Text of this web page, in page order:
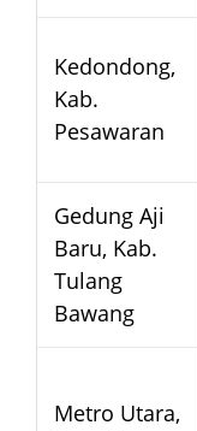
Kedondong,
Kab.
Pesawaran
Gedung Aji
Baru, Kab.
Tulang
Bawang
Metro Utara,